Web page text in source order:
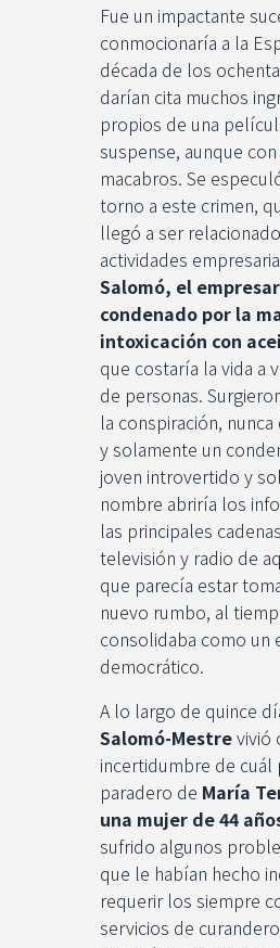
Fue un impactante
conmocionaría a la
década de los
darían cita muchos
propios de una
suspense, aunque
macabros. Se
torno a este crimen,
llegó a ser
actividades
Salomó, el
condenado por la
intoxicación con
que costaría la vida a
de personas.
la conspiración,
y solamente un
joven introvertido y
nombre abriría los
las principales
televisión y radio de
que parecía estar
nuevo rumbo, al
consolidaba como un
democrático.
A lo largo de quince
Salomó-Mestrevivió
incertidumbre de
paradero de María
una mujer de 44
sufrido algunos
que le habían hecho
requerir los siempre
servicios de